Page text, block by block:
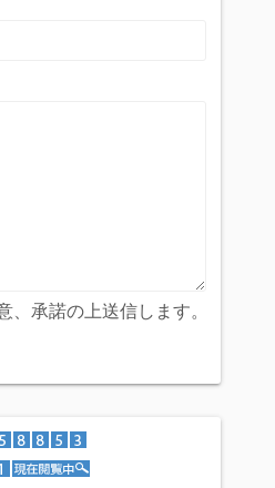
、承諾の上送信します。